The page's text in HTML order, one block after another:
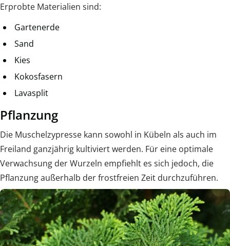
Erprobte Materialien sind:
Gartenerde
Sand
Kies
Kokosfasern
Lavasplit
Pflanzung
Die Muschelzypresse kann sowohl in Kübeln als auch im
Freiland ganzjährig kultiviert werden. Für eine optimale
Verwachsung der Wurzeln empfiehlt es sich jedoch, die
Pflanzung außerhalb der frostfreien Zeit durchzuführen.